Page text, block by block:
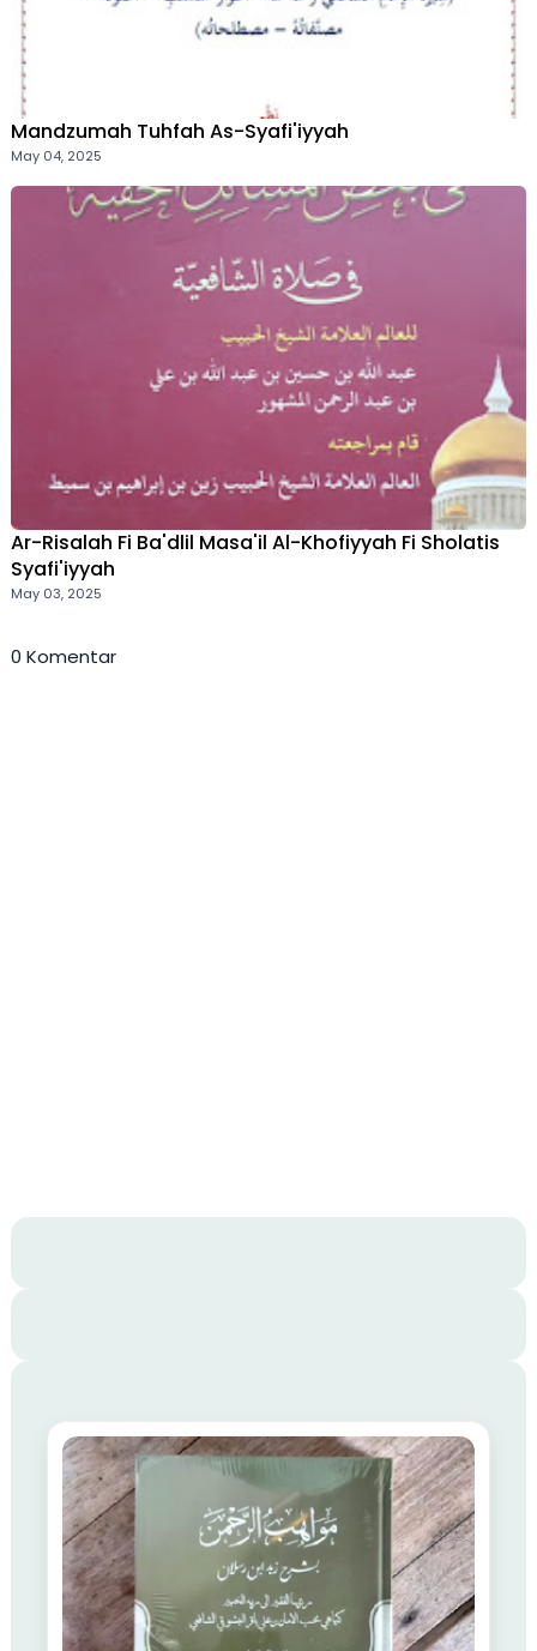
Mandzumah Tuhfah As-Syafi'iyyah
May 04, 2025
Ar-Risalah Fi Ba'dlil Masa'il Al-Khofiyyah Fi Sholatis
Syafi'iyyah
May 03, 2025
0 Komentar